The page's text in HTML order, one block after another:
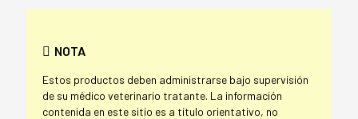
NOTA
Estos productos deben administrarse bajo supervisión
de su médico veterinario tratante. La información
contenida en este sitio es a título orientativo, no